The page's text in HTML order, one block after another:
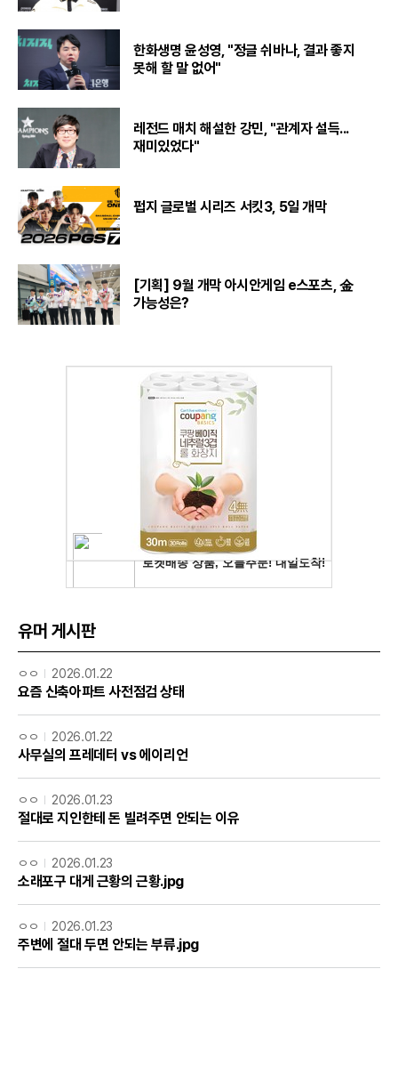
한화생명 윤성영, "정글 쉬바나, 결과 좋지
못해 할 말 없어"
레전드 매치 해설한 강민, "관계자 설득...
재미있었다"
펍지 글로벌 시리즈 서킷3, 5일 개막
[기획] 9월 개막 아시안게임 e스포츠, 金
가능성은?
유머 게시판
ㅇㅇ 2026.01.22
요즘 신축아파트 사전점검 상태
ㅇㅇ 2026.01.22
사무실의 프레데터 vs 에이리언
ㅇㅇ 2026.01.23
절대로 지인한테 돈 빌려주면 안되는 이유
ㅇㅇ 2026.01.23
소래포구 대게 근황의 근황.jpg
ㅇㅇ 2026.01.23
주변에 절대 두면 안되는 부류.jpg